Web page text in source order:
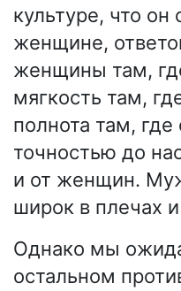
культуре, что
женщине,
женщины там,
мягкость там,
полнота там,
точностью до
и от женщин.
широк в плечах
Однако мы
остальном